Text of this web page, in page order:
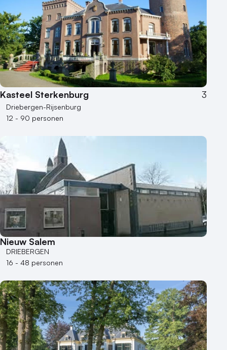
Kasteel Sterkenburg 3
Driebergen-Rijsenburg
12 - 90 personen
Nieuw Salem
DRIEBERGEN
16 - 48 personen